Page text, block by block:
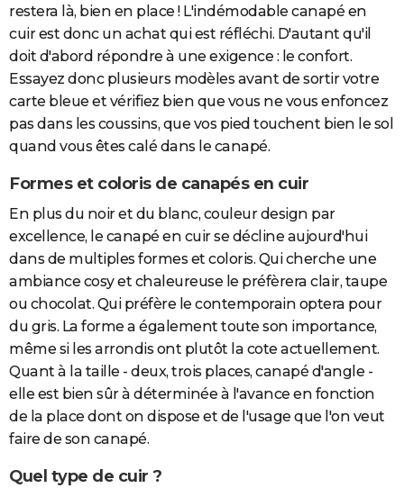
Carte de Noël
Carte Bonne année
Carte Saint-Valentin
Carte Pâques
Carte d'anniversaire
DICTIONNAIRE
PROGRAMME TV
COPAINS D'AVANT
S'inscrire
Se connecter
Lycées
Collèges
Primaires
Universités
Entreprises
Service militaire
Avis de recherche
AVIS DE DÉCÈS
FORUM
Bricolage
Lifestyle
Culture
Sport
Auto
Television
Voyage
Cinema
restera là, bien en place ! L'indémodable canapé en
cuir est donc un achat qui est réfléchi. D'autant qu'il
doit d'abord répondre à une exigence : le confort.
Essayez donc plusieurs modèles avant de sortir votre
carte bleue et vérifiez bien que vous ne vous enfoncez
pas dans les coussins, que vos pied touchent bien le sol
quand vous êtes calé dans le canapé.
Formes et coloris de canapés en cuir
En plus du noir et du blanc, couleur design par
excellence, le canapé en cuir se décline aujourd'hui
dans de multiples formes et coloris. Qui cherche une
ambiance cosy et chaleureuse le préfèrera clair, taupe
ou chocolat. Qui préfère le contemporain optera pour
du gris. La forme a également toute son importance,
même si les arrondis ont plutôt la cote actuellement.
Quant à la taille - deux, trois places, canapé d'angle -
elle est bien sûr à déterminée à l'avance en fonction
de la place dont on dispose et de l'usage que l'on veut
faire de son canapé.
Quel type de cuir ?